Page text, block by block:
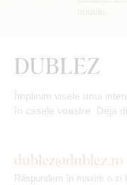
Împlinim visele unui
în casele voastre. Deja
dublez@dublez.ro
Răspundem în maxim o zi